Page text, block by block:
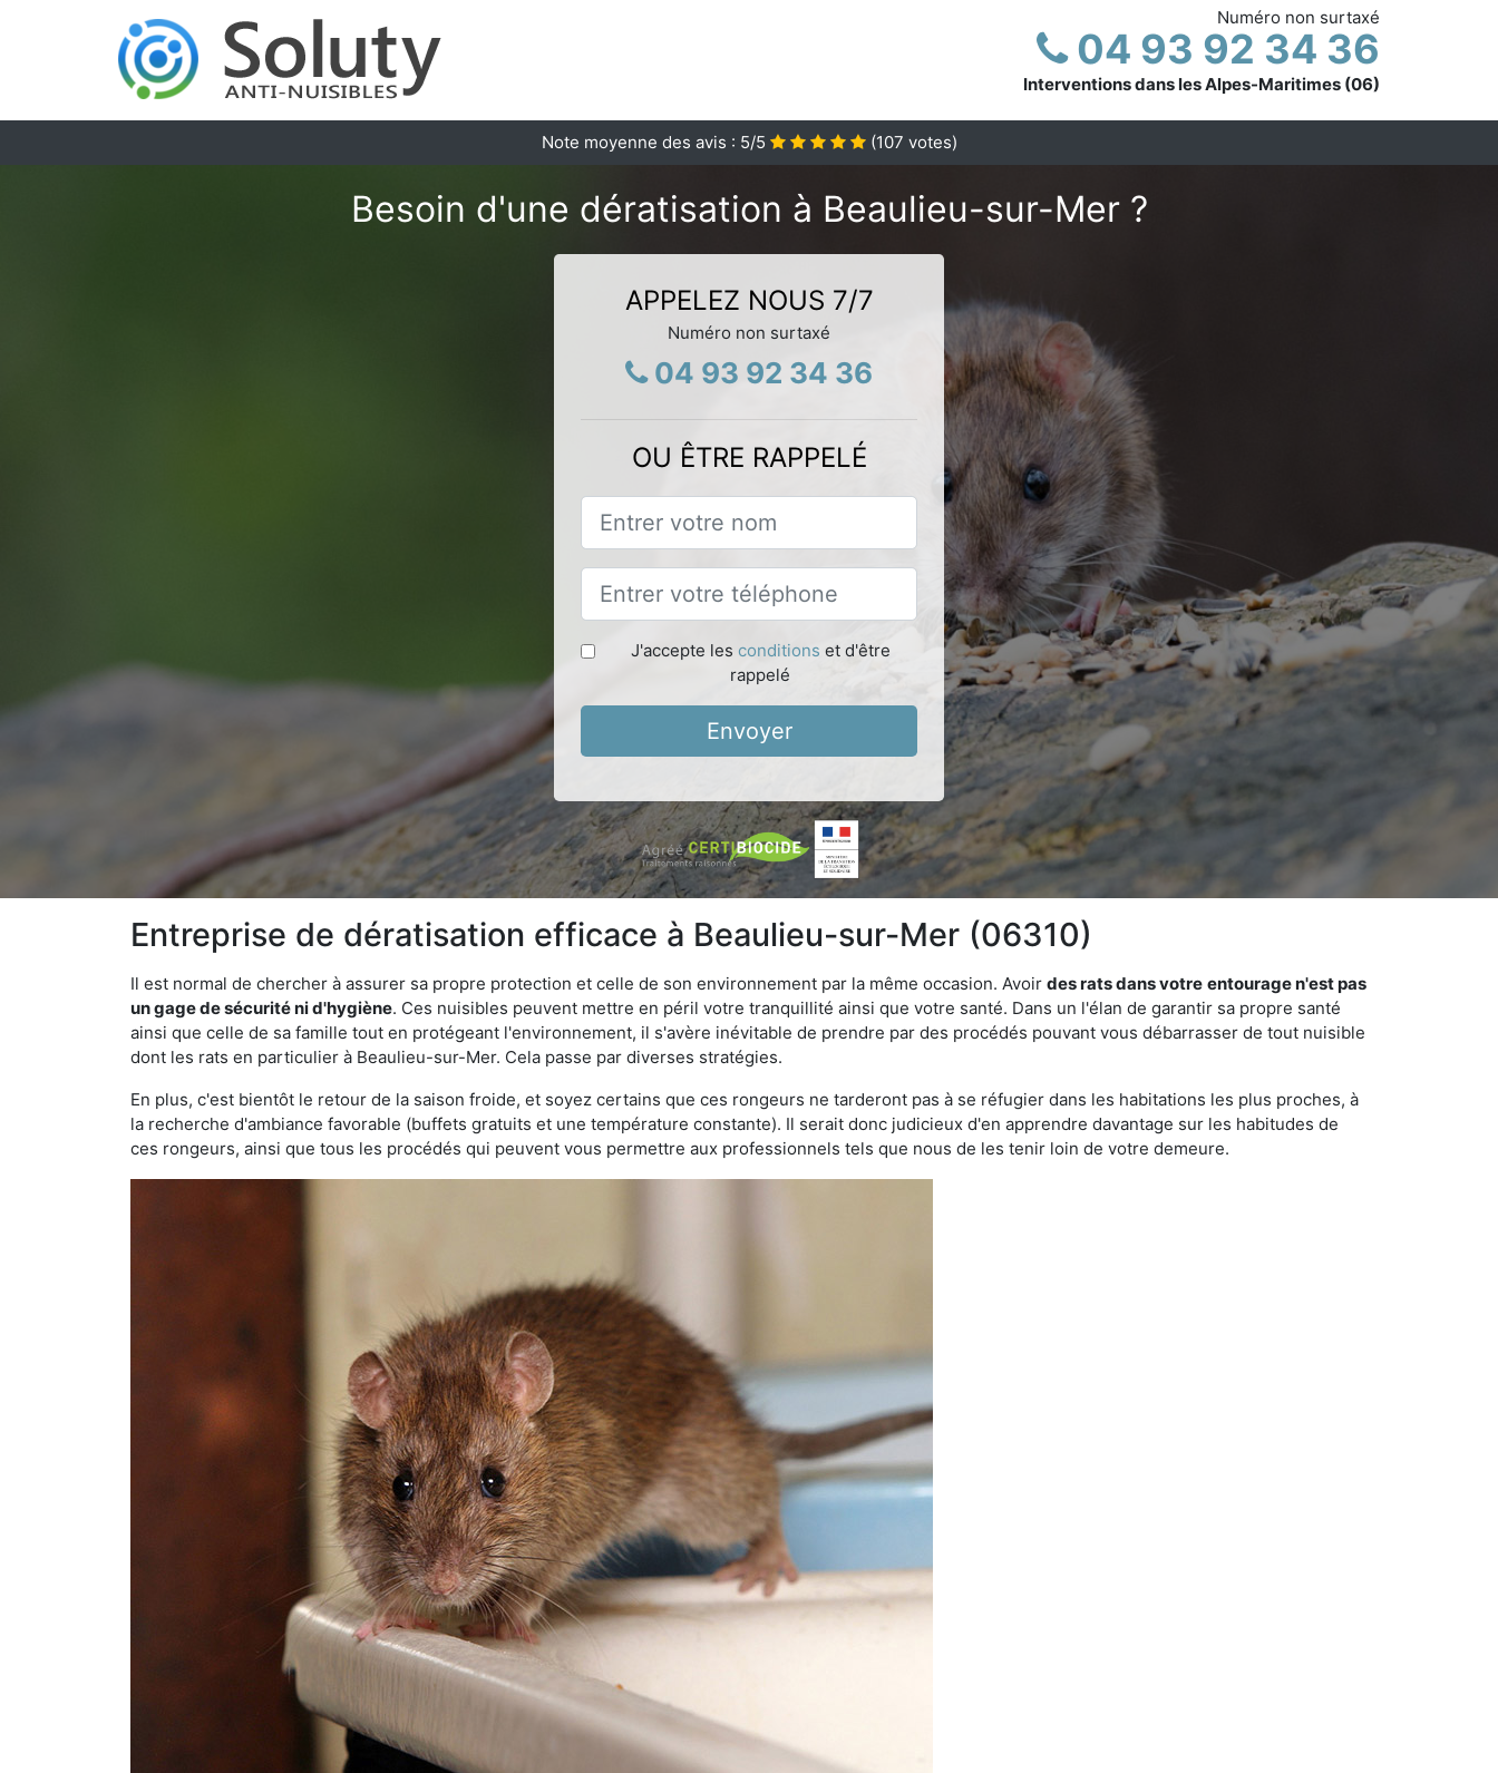
Numéro non surtaxé
04 93 92 34 36
Interventions dans les Alpes-Maritimes (06)
Note moyenne des avis : 5/5 (107 votes)
Besoin d'une dératisation à Beaulieu-sur-Mer ?
APPELEZ NOUS 7/7
Numéro non surtaxé
04 93 92 34 36
OU ÊTRE RAPPELÉ
J'accepte les conditions et d'être
rappelé
Envoyer
Entreprise de dératisation efficace à Beaulieu-sur-Mer (06310)
Il est normal de chercher à assurer sa propre protection et celle de son environnement par la même occasion. Avoir des rats dans votre entourage n'est pas
un gage de sécurité ni d'hygiène. Ces nuisibles peuvent mettre en péril votre tranquillité ainsi que votre santé. Dans un l'élan de garantir sa propre santé
ainsi que celle de sa famille tout en protégeant l'environnement, il s'avère inévitable de prendre par des procédés pouvant vous débarrasser de tout nuisible
dont les rats en particulier à Beaulieu-sur-Mer. Cela passe par diverses stratégies.
En plus, c'est bientôt le retour de la saison froide, et soyez certains que ces rongeurs ne tarderont pas à se réfugier dans les habitations les plus proches, à
la recherche d'ambiance favorable (buffets gratuits et une température constante). Il serait donc judicieux d'en apprendre davantage sur les habitudes de
ces rongeurs, ainsi que tous les procédés qui peuvent vous permettre aux professionnels tels que nous de les tenir loin de votre demeure.